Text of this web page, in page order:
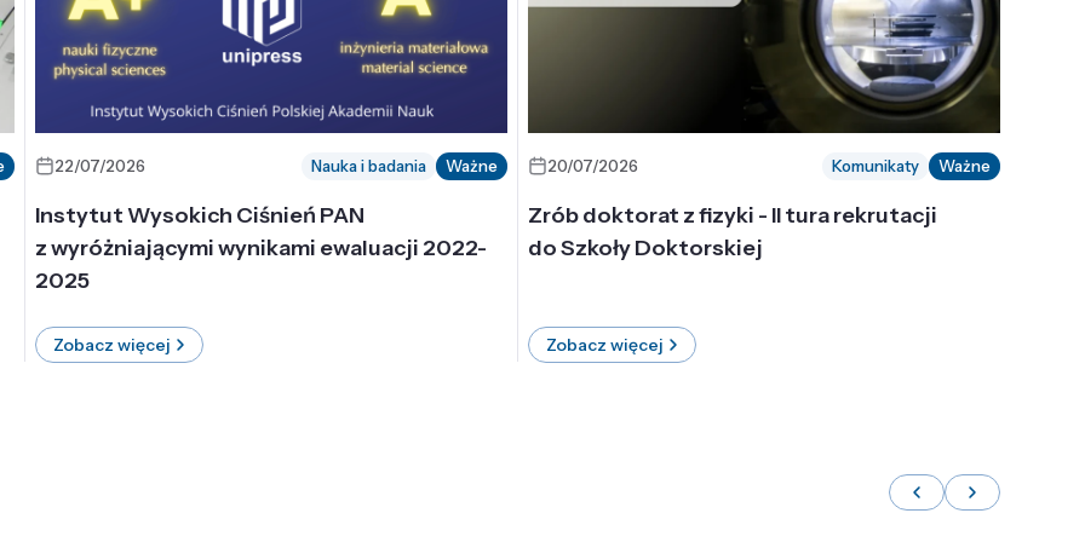
22/07/2026 Nauka i badania Ważne
Instytut Wysokich Ciśnień PAN
z wyróżniającymi wynikami ewaluacji 2022-
2025
Zobacz więcej
20/07/2026 Komunikaty Ważne
Zrób doktorat z fizyki - II tura rekrutacji
do Szkoły Doktorskiej
Zobacz więcej